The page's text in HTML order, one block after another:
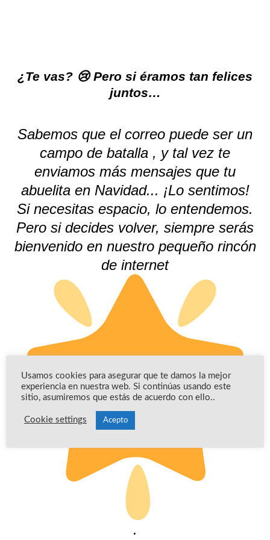
¿Te vas? 😢 Pero si éramos tan felices
juntos…
Sabemos que el correo puede ser un
campo de batalla , y tal vez te
enviamos más mensajes que tu
abuelita en Navidad... ¡Lo sentimos!
Si necesitas espacio, lo entendemos.
Pero si decides volver, siempre serás
bienvenido en nuestro pequeño rincón
de internet
.
Usamos cookies para asegurar que te damos la mejor
experiencia en nuestra web. Si continúas usando este
sitio, asumiremos que estás de acuerdo con ello..
Cookie settings Acepto